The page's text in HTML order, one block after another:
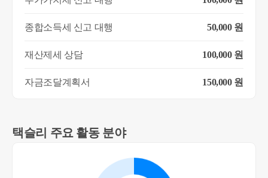
종합소득세 신고 대행 50,000 원
재산제세 상담 100,000 원
자금조달계획서 150,000 원
택슬리 주요 활동 분야